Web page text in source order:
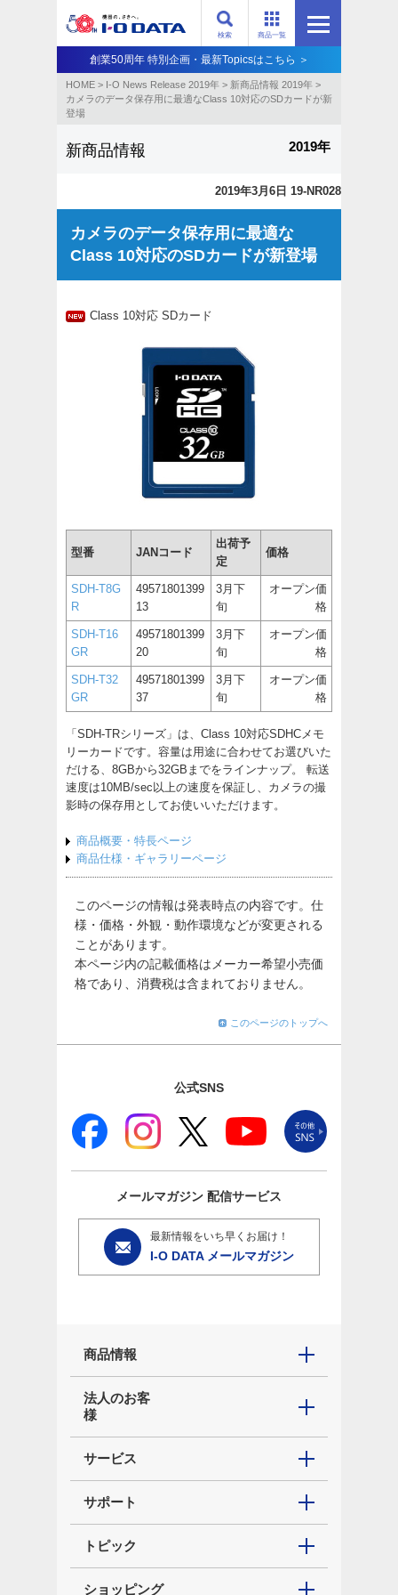
商品一覧
検索
創業50周年 特別企画・最新Topicsはこちら ＞
HOME > I-O News Release 2019年 > 新商品情報 2019年 >
カメラのデータ保存用に最適なClass 10対応のSDカードが新
登場
新商品情報 2019年
2019年3月6日 19-NR028
カメラのデータ保存用に最適な
Class 10対応のSDカードが新登場
Class 10対応 SDカード
型番 JANコード
出荷予
定
価格
SDH-T8G
R
49571801399
13
3月下
旬
オープン価
格
SDH-T16
GR
49571801399
20
3月下
旬
オープン価
格
SDH-T32
GR
49571801399
37
3月下
旬
オープン価
格
「SDH-TRシリーズ」は、Class 10対応SDHCメモ
リーカードです。容量は用途に合わせてお選びいた
だける、8GBから32GBまでをラインナップ。 転送
速度は10MB/sec以上の速度を保証し、カメラの撮
影時の保存用としてお使いいただけます。
商品概要・特長ページ
商品仕様・ギャラリーページ
このページの情報は発表時点の内容です。仕
様・価格・外観・動作環境などが変更される
ことがあります。
本ページ内の記載価格はメーカー希望小売価
格であり、消費税は含まれておりません。
このページのトップへ
公式SNS
メールマガジン 配信サービス
最新情報をいち早くお届け！
I-O DATA メールマガジン
商品情報
法人のお客
様
サービス
サポート
トピック
ショッピング